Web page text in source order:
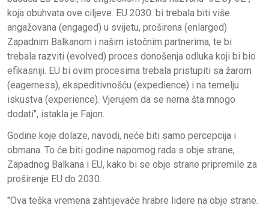
koja obuhvata ove ciljeve. EU 2030. bi trebala biti više
angažovana (engaged) u svijetu, proširena (enlarged)
Zapadnim Balkanom i našim istočnim partnerima, te bi
trebala razviti (evolved) proces donošenja odluka koji bi bio
efikasniji. EU bi ovim procesima trebala pristupiti sa žarom
(eagerness), ekspeditivnošću (expedience) i na temelju
iskustva (experience). Vjerujem da se nema šta mnogo
dodati", istakla je Fajon.
Godine koje dolaze, navodi, neće biti samo percepcija i
obmana. To će biti godine napornog rada s obje strane,
Zapadnog Balkana i EU, kako bi se obje strane pripremile za
proširenje EU do 2030.
"Ova teška vremena zahtijevaće hrabre lidere na obje strane.